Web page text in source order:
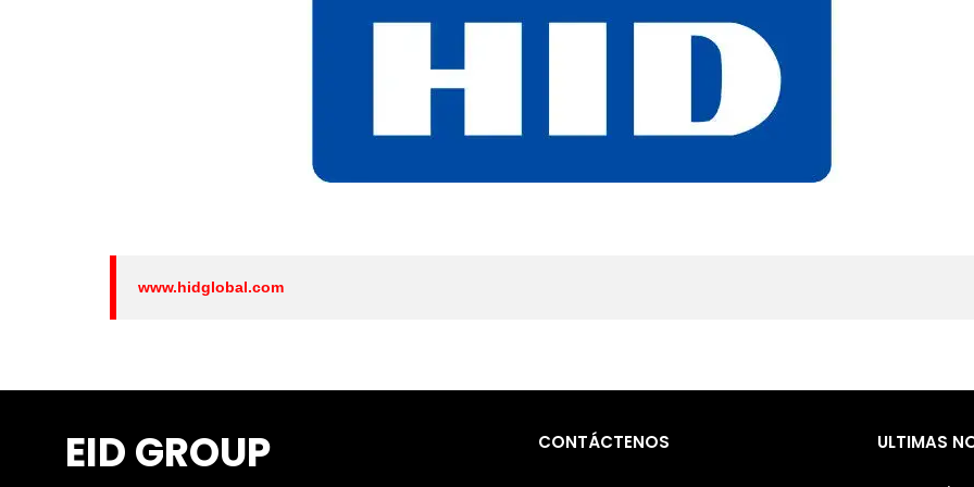
www.hidglobal.com
EID GROUP CONTÁCTENOS ULTIMAS